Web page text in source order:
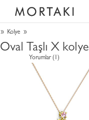
» Kolye »
Oval Taşlı X kolye
Yorumlar (1)